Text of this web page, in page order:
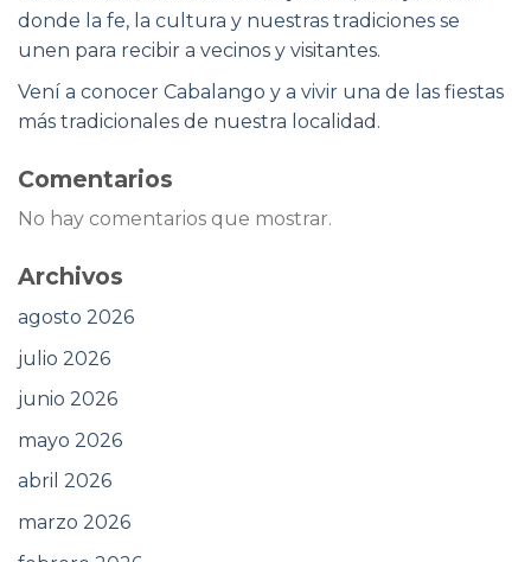
donde la fe, la cultura y nuestras tradiciones se
unen para recibir a vecinos y visitantes.
Vení a conocer Cabalango y a vivir una de las fiestas
más tradicionales de nuestra localidad.
Comentarios
No hay comentarios que mostrar.
Archivos
agosto 2026
julio 2026
junio 2026
mayo 2026
abril 2026
marzo 2026